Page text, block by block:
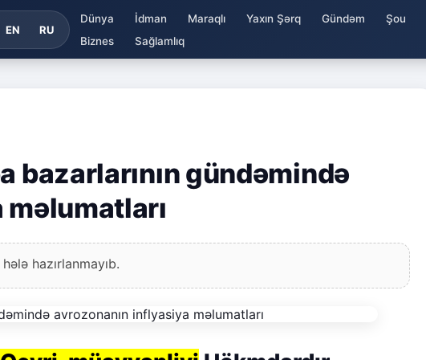
EN RU
Dünya İdman Maraqlı Yaxın Şərq Gündəm Şou
Biznes
Sağlamlıq
bazarlarının gündəmində
hazırlanmayıb.